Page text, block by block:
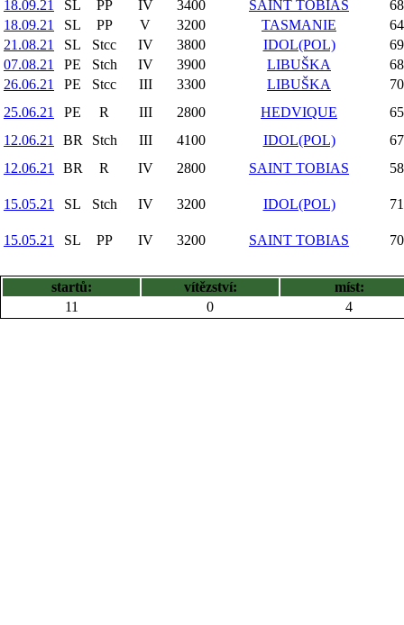
18.09.21
SL PP IV 3400 SAINT TOBIAS
18.09.21
SL PP V 3200 TASMANIE
21.08.21
SL Stcc IV 3800 IDOL(POL)
07.08.21
PE Stch IV 3900 LIBUŠKA
26.06.21
PE Stcc III 3300 LIBUŠKA
25.06.21
PE R III 2800 HEDVIQUE
12.06.21
BR Stch III 4100 IDOL(POL)
12.06.21
BR R IV 2800 SAINT TOBIAS
15.05.21 SL Stch IV 3200 IDOL(POL)
15.05.21 SL PP IV 3200 SAINT TOBIAS
startů: vítězství:
míst:
11
0 4